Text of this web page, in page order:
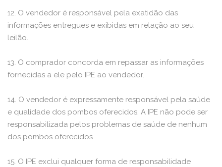
12. O vendedor é responsável pela exatidão das
informações entregues e exibidas em relação ao seu
leilão.
13. O comprador concorda em repassar as informações
fornecidas a ele pelo IPE ao vendedor.
14. O vendedor é expressamente responsável pela saúde
e qualidade dos pombos oferecidos. A IPE não pode ser
responsabilizada pelos problemas de saúde de nenhum
dos pombos oferecidos.
15. O IPE exclui qualquer forma de responsabilidade